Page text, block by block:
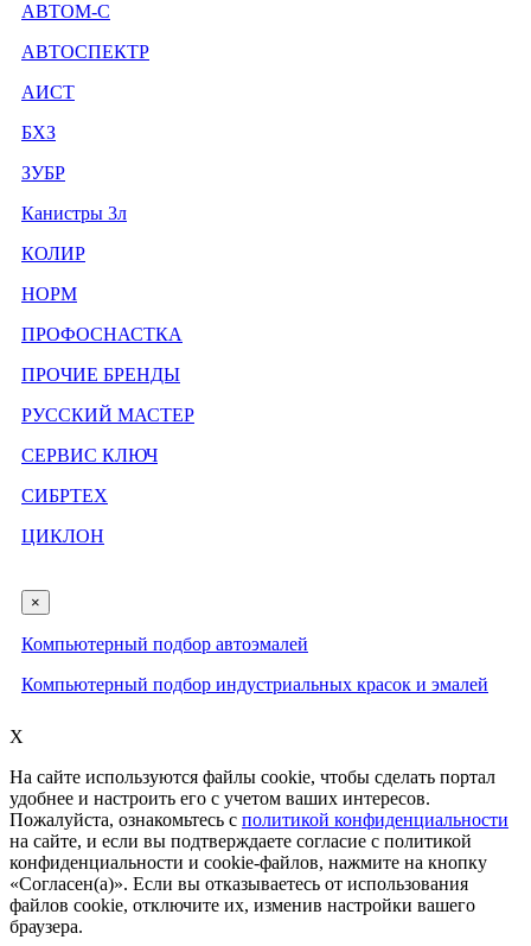
АВТОМ-С
АВТОСПЕКТР
АИСТ
БХЗ
ЗУБР
Канистры 3л
КОЛИР
НОРМ
ПРОФОСНАСТКА
ПРОЧИЕ БРЕНДЫ
РУССКИЙ МАСТЕР
СЕРВИС КЛЮЧ
СИБРТЕХ
ЦИКЛОН
×
Компьютерный подбор автоэмалей
Компьютерный подбор индустриальных красок и эмалей
X
На сайте используются файлы cookie, чтобы сделать портал
удобнее и настроить его с учетом ваших интересов.
Пожалуйста, ознакомьтесь с политикой конфиденциальности
на сайте, и если вы подтверждаете согласие с политикой
конфиденциальности и cookie-файлов, нажмите на кнопку
«Согласен(а)». Если вы отказываетесь от использования
файлов cookie, отключите их, изменив настройки вашего
браузера.